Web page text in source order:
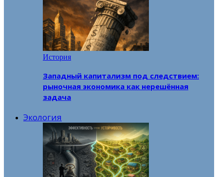
История
Западный капитализм под следствием:
рыночная экономика как нерешённая
задача
Экология